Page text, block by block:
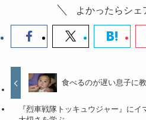
よかったらシェ
食べるのが遅い息子に
『烈車戦隊トッキュウジャー』に